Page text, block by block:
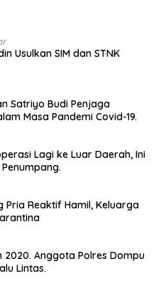
Usulkan SIM dan STNK
Satriyo Budi Penjaga
Masa Pandemi Covid-19.
Lagi ke Luar Daerah, Ini
Pria Reaktif Hamil, Keluarga
Anggota Polres Dompu
Lintas.